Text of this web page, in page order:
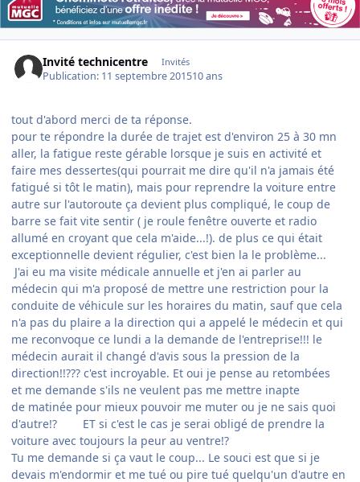
Invité technicentre Invités
Publication: 11 septembre 201510 ans
tout d'abord merci de ta réponse.
pour te répondre la durée de trajet est d'environ 25 à 30 mn
aller, la fatigue reste gérable lorsque je suis en activité et
faire mes dessertes(qui pourrait me dire qu'il n'a jamais été
fatigué si tôt le matin), mais pour reprendre la voiture entre
autre sur l'autoroute ça devient plus compliqué, le coup de
barre se fait vite sentir ( je roule fenêtre ouverte et radio
allumé en croyant que cela m'aide...!). de plus ce qui était
exceptionnelle devient régulier, c'est bien la le problème...
J'ai eu ma visite médicale annuelle et j'en ai parler au
médecin qui m'a proposé de mettre une restriction pour la
conduite de véhicule sur les horaires du matin, sauf que cela
n'a pas du plaire a la direction qui a appelé le médecin et qui
me reconvoque ce lundi a la demande de l'entreprise!!! le
médecin aurait il changé d'avis sous la pression de la
direction!!??? c'est incroyable. Et oui je pense au retombées
et me demande s'ils ne veulent pas me mettre inapte
de matinée pour mieux pouvoir me muter ou je ne sais quoi
d'autre!? ET si c'est le cas je serai obligé de prendre la
voiture avec toujours la peur au ventre!?
Tu me demande si ça vaut le coup... Le souci est que si je
devais m'endormir et me tué ou pire tué quelqu'un d'autre en